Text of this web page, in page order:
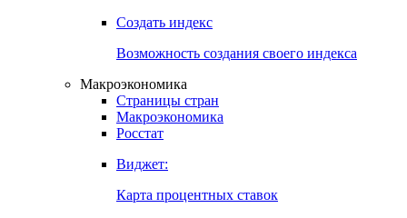
Создать индекс
Возможность создания своего индекса
Макроэкономика
Страницы стран
Макроэкономика
Росстат
Виджет:
Карта процентных ставок